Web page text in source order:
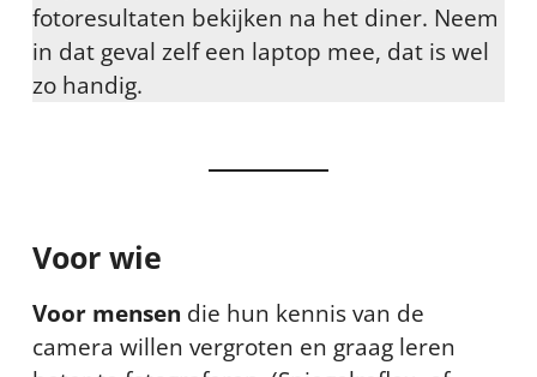
fotoresultaten bekijken na het diner. Neem
in dat geval zelf een laptop mee, dat is wel
zo handig.
Voor wie
Voor mensen die hun kennis van de
camera willen vergroten en graag leren